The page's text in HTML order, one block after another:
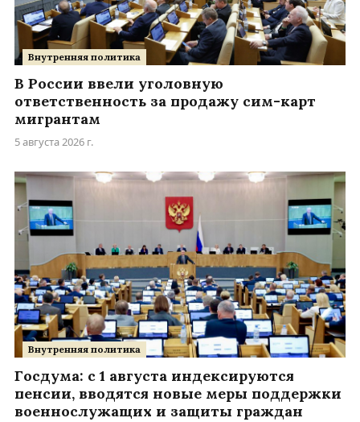
Внутренняя политика
В России ввели уголовную
ответственность за продажу сим-карт
мигрантам
5 августа 2026 г.
Внутренняя политика
Госдума: с 1 августа индексируются
пенсии, вводятся новые меры поддержки
военнослужащих и защиты граждан